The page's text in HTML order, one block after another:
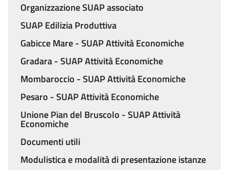
Menu
Organizzazione SUAP associato
SUAP Edilizia Produttiva
Gabicce Mare - SUAP Attività Economiche
Gradara - SUAP Attività Economiche
Mombaroccio - SUAP Attività Economiche
Pesaro - SUAP Attività Economiche
Unione Pian del Bruscolo - SUAP Attività
Economiche
Documenti utili
Modulistica e modalità di presentazione istanze